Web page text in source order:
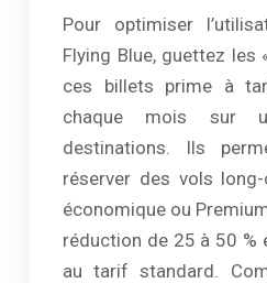
Pour optimiser
Flying Blue, guettez les
ces billets prime à
chaque mois sur
destinations. Ils
réserver des vols
économique ou
réduction de 25 à 50 %
au tarif standard.